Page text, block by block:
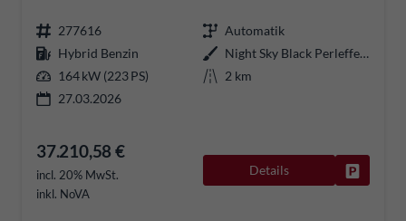
277616
Automatik
Hybrid Benzin
Night Sky Black Perleffekt
164 kW (223 PS)
2 km
27.03.2026
37.210,58 €
incl. 20% MwSt.
inkl. NoVA
Details